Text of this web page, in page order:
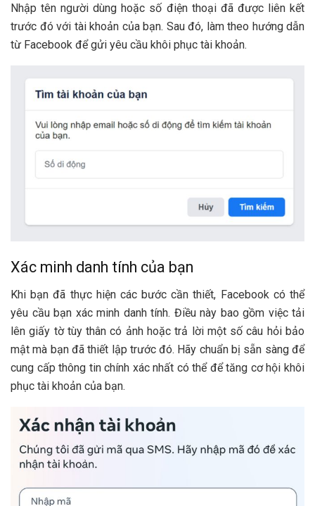
Nhập tên người dùng hoặc số điện thoại đã được liên kết
trước đó với tài khoản của bạn. Sau đó, làm theo hướng dẫn
từ Facebook để gửi yêu cầu khôi phục tài khoản.
Xác minh danh tính của bạn
Khi bạn đã thực hiện các bước cần thiết, Facebook có thể
yêu cầu bạn xác minh danh tính. Điều này bao gồm việc tải
lên giấy tờ tùy thân có ảnh hoặc trả lời một số câu hỏi bảo
mật mà bạn đã thiết lập trước đó. Hãy chuẩn bị sẵn sàng để
cung cấp thông tin chính xác nhất có thể để tăng cơ hội khôi
phục tài khoản của bạn.